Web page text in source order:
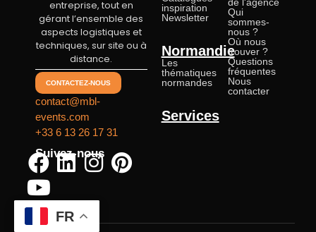
entreprise, tout en
gérant l’ensemble des
aspects logistiques et
techniques, sur site ou à
distance.
CONTACTEZ-NOUS
contact@mbl-
events.com
+33 6 13 26 17 31
Suivez-nous
inspiration
Newsletter
Normandie
Les
thématiques
normandes
Services
de l'agence
Qui
sommes-
nous ?
Où nous
trouver ?
Questions
fréquentes
Nous
contacter
FR